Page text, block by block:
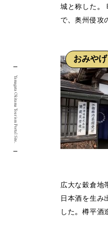
城と称した。
で、奥州侵攻
おみやげ
広大な穀倉地
日本酒を生み
した。樽平酒
Yamagata Okitama Tourism Portal Site.